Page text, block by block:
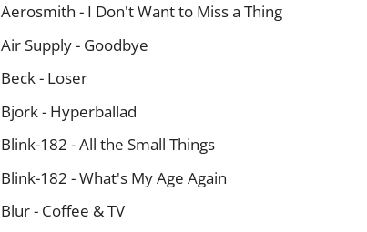
Aerosmith - I Don't Want to Miss a Thing
Air Supply - Goodbye
Beck - Loser
Bjork - Hyperballad
Blink-182 - All the Small Things
Blink-182 - What's My Age Again
Blur - Coffee & TV